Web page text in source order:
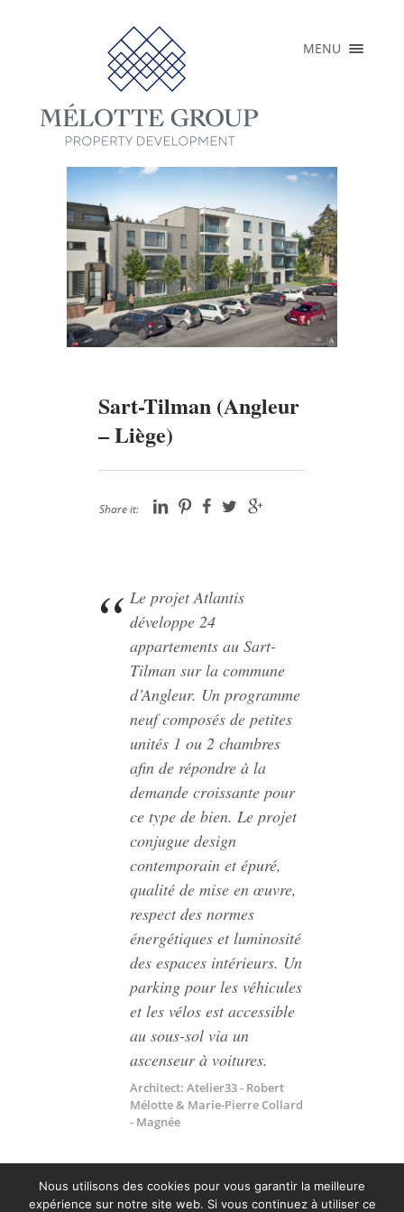
MENU ×
ACCUEIL
COURS
PRESSE
CONTACT
FR
EN
Sart-Tilman (Angleur
– Liège)
Share it:
Le projet Atlantis
développe 24
appartements au Sart-
Tilman sur la commune
d’Angleur. Un programme
neuf composés de petites
unités 1 ou 2 chambres
afin de répondre à la
demande croissante pour
ce type de bien. Le projet
conjugue design
contemporain et épuré,
qualité de mise en œuvre,
respect des normes
énergétiques et luminosité
des espaces intérieurs. Un
parking pour les véhicules
et les vélos est accessible
au sous-sol via un
ascenseur à voitures.
Architect: Atelier33 - Robert
Mélotte & Marie-Pierre Collard
- Magnée
Nous utilisons des cookies pour vous garantir la meilleure
expérience sur notre site web. Si vous continuez à utiliser ce